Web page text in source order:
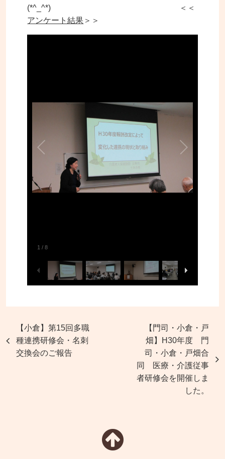
(*^_^*) ＜＜
アンケート結果 ＞＞
1 /8
【小倉】第15回多職
種連携研修会・名刺
交換会のご報告
【門司・小倉・戸
畑】H30年度 門
司・小倉・戸畑合
同 医療・介護従事
者研修会を開催しま
した。